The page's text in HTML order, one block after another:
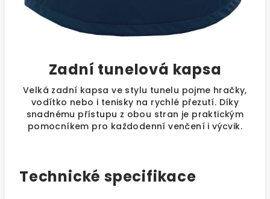
Zadní tunelová kapsa
Velká zadní kapsa ve stylu tunelu pojme hračky,
vodítko nebo i tenisky na rychlé přezutí. Díky
snadnému přístupu z obou stran je praktickým
pomocníkem pro každodenní venčení i výcvik.
Technické specifikace